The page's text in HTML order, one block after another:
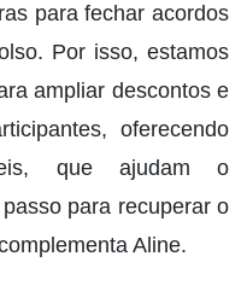
para fechar acordos
Por isso, estamos
ampliar descontos e
oferecendo
que ajudam o
para recuperar o
Aline.